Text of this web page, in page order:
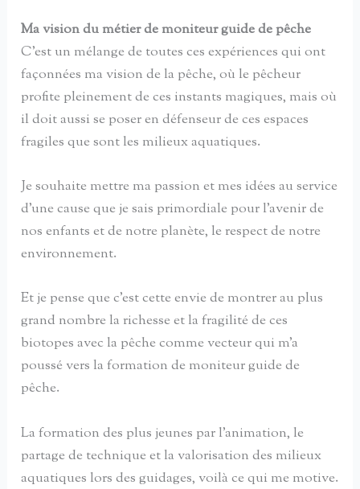
Ma vision du métier de moniteur guide de pêche
C’est un mélange de toutes ces expériences qui ont
façonnées ma vision de la pêche, où le pêcheur
profite pleinement de ces instants magiques, mais où
il doit aussi se poser en défenseur de ces espaces
fragiles que sont les milieux aquatiques.
Je souhaite mettre ma passion et mes idées au service
d’une cause que je sais primordiale pour l’avenir de
nos enfants et de notre planète, le respect de notre
environnement.
Et je pense que c’est cette envie de montrer au plus
grand nombre la richesse et la fragilité de ces
biotopes avec la pêche comme vecteur qui m’a
poussé vers la formation de moniteur guide de
pêche.
La formation des plus jeunes par l’animation, le
partage de technique et la valorisation des milieux
aquatiques lors des guidages, voilà ce qui me motive.